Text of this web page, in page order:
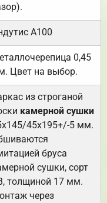
А100
0,45
Цвет на выбор.
из строганой
камерной сушки
45х195+/-5 мм.
бруса
сушки, сорт
толщиной 17 мм.
через